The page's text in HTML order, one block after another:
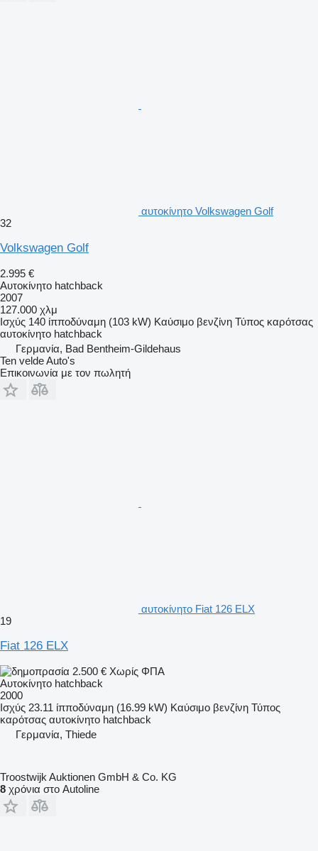
αυτοκίνητο Volkswagen Golf
32
Volkswagen Golf
2.995 €
Αυτοκίνητο hatchback
2007
127.000 χλμ
Ισχύς 140 ίπποδύναμη (103 kW) Καύσιμο βενζίνη Τύπος καρότσας
αυτοκίνητο hatchback
Γερμανία, Bad Bentheim-Gildehaus
Ten velde Auto's
Επικοινωνία με τον πωλητή
αυτοκίνητο Fiat 126 ELX
19
Fiat 126 ELX
2.500 € Χωρίς ΦΠΑ
Αυτοκίνητο hatchback
2000
Ισχύς 23.11 ίπποδύναμη (16.99 kW) Καύσιμο βενζίνη Τύπος
καρότσας αυτοκίνητο hatchback
Γερμανία, Thiede
Troostwijk Auktionen GmbH & Co. KG
8 χρόνια στο Autoline